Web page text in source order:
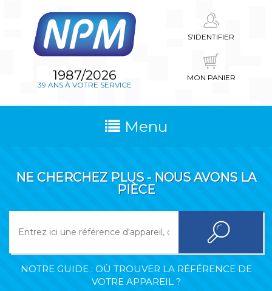
1987/2026
39 ANS À VOTRE SERVICE
S'IDENTIFIER
MON PANIER
Menu
NE CHERCHEZ PLUS - NOUS AVONS LA
PIÈCE
NOTRE GUIDE : OÙ TROUVER LA RÉFÉRENCE DE
VOTRE APPAREIL ?